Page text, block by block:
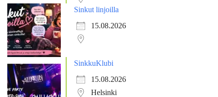
Sinkut linjoilla
15.08.2026
SinkkuKlubi
15.08.2026
Helsinki